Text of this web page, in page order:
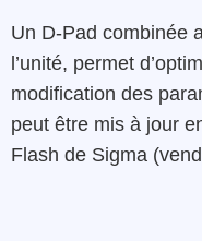
Un D-Pad combinée
l’unité, permet
modification des
peut être mis à jour
Flash de Sigma